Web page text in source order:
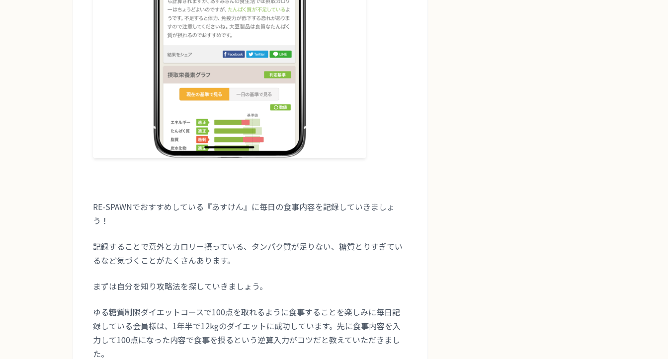
RE-SPAWNでおすすめしている『あすけん』に毎日の食事内容を記録していきましょ
う！
記録することで意外とカロリー摂っている、タンパク質が足りない、糖質とりすぎてい
るなど気づくことがたくさんあります。
まずは自分を知り攻略法を探していきましょう。
ゆる糖質制限ダイエットコースで100点を取れるように食事することを楽しみに毎日記
録している会員様は、1年半で12kgのダイエットに成功しています。先に食事内容を入
力して100点になった内容で食事を摂るという逆算入力がコツだと教えていただきまし
た。